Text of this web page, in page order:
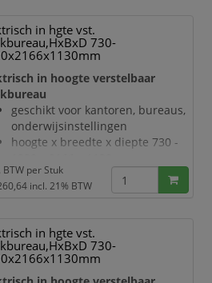
bladdikte 25 mm
draagvermogen 120 kg
geluidsniveau van 42 dB
T-voetonderstel van staal met
slag- en krasvaste poedercoating
in wit
hoogteverstelling via 2
elektromotoren
Botsingbescherming
hefsnelheid
in hgte vst.
730-
in hoogte verstelbaar
geschikt voor kantoren, bureaus,
onderwijsinstellingen
hoogte x breedte x diepte 730 -
blad van hout met
onderhoudsvriendelijke
bladdikte 25 mm
draagvermogen 120 kg
BTW per Stuk
incl. 21% BTW
in hgte vst.
730-